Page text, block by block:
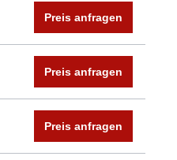
Preis anfragen
Preis anfragen
Preis anfragen